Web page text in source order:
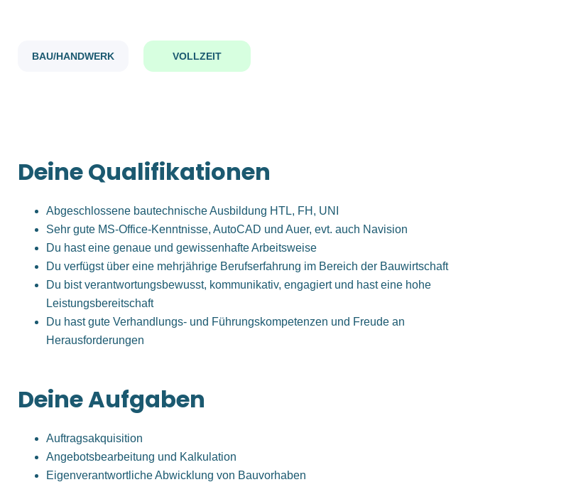
BAU/HANDWERK VOLLZEIT
Deine Qualifikationen
Abgeschlossene bautechnische Ausbildung HTL, FH, UNI
Sehr gute MS-Office-Kenntnisse, AutoCAD und Auer, evt. auch Navision
Du hast eine genaue und gewissenhafte Arbeitsweise
Du verfügst über eine mehrjährige Berufserfahrung im Bereich der Bauwirtschaft
Du bist verantwortungsbewusst, kommunikativ, engagiert und hast eine hohe
Leistungsbereitschaft
Du hast gute Verhandlungs- und Führungskompetenzen und Freude an
Herausforderungen
Deine Aufgaben
Auftragsakquisition
Angebotsbearbeitung und Kalkulation
Eigenverantwortliche Abwicklung von Bauvorhaben